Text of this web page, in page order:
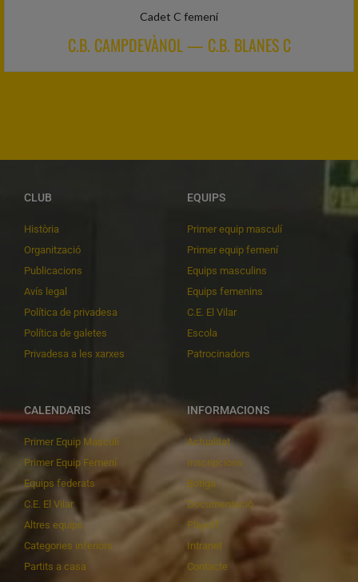
Cadet C femení
C.B. CAMPDEVÀNOL — C.B. BLANES C
CLUB
Història
Organització
Publicacions
Avís legal
Política de privadesa
Política de galetes
Privadesa a les xarxes
EQUIPS
Primer equip masculí
Primer equip femení
Equips masculins
Equips femenins
C.E. El Vilar
Escola
Patrocinadors
CALENDARIS
Primer Equip Masculí
Primer Equip Femení
Equips federats
C.E. El Vilar
Altres equips
Categories inferiors
Partits a casa
INFORMACIONS
Actualitat
Inscripcions
Botiga
Documentació
Playoff
Intranet
Contacte